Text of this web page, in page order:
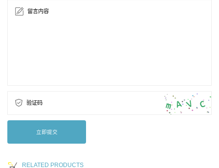
留言内容
验证码
立即提交
RELATED PRODUCTS